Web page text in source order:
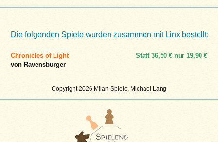
Copyright 2026 Milan-Spiele, Michael Lang
Die folgenden Spiele wurden zusammen mit Linx bestellt:
Chronicles of Light
von Ravensburger
Statt36,50 €nur 19,90 €